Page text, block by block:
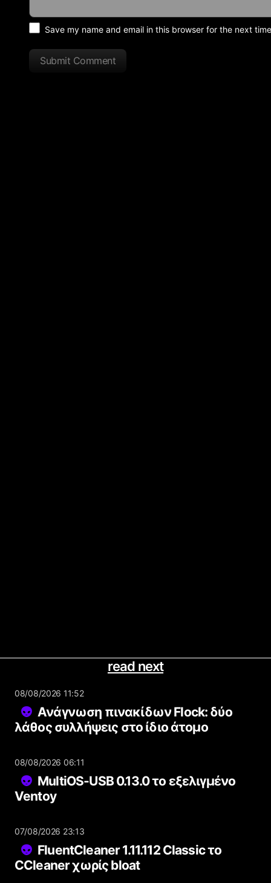
Save my name and email in this browser for the next
Submit Comment
read next
08/08/2026 11:52
Ανάγνωση πινακίδων Flock: δύο
λάθος συλλήψεις στο ίδιο άτομο
08/08/2026 06:11
MultiOS-USB 0.13.0 το εξελιγμένο
Ventoy
07/08/2026 23:13
FluentCleaner 1.11.112 Classic το
CCleaner χωρίς bloat